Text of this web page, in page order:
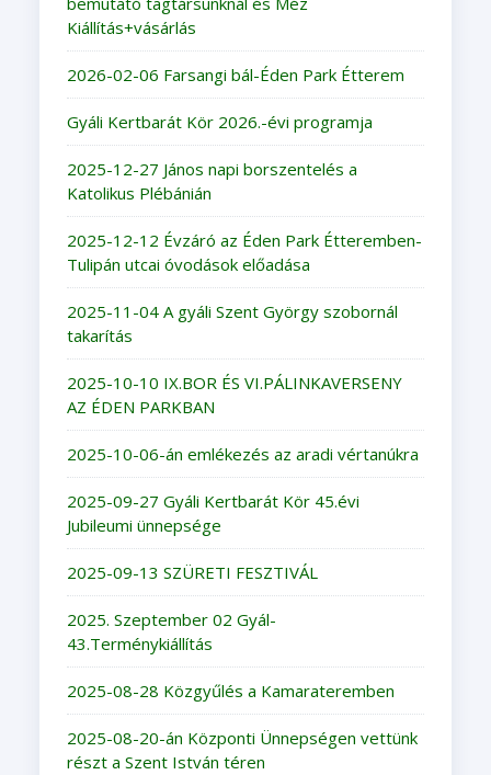
Kiállítás+vásárlás
2026-02-06 Farsangi bál-Éden Park Étterem
Gyáli Kertbarát Kör 2026.-évi programja
2025-12-27 János napi borszentelés a
Katolikus Plébánián
2025-12-12 Évzáró az Éden Park Étteremben-
Tulipán utcai óvodások előadása
2025-11-04 A gyáli Szent György szobornál
takarítás
2025-10-10 IX.BOR ÉS VI.PÁLINKAVERSENY
AZ ÉDEN PARKBAN
2025-10-06-án emlékezés az aradi vértanúkra
2025-09-27 Gyáli Kertbarát Kör 45.évi
Jubileumi ünnepsége
2025-09-13 SZÜRETI FESZTIVÁL
2025. Szeptember 02 Gyál-
43.Terménykiállítás
2025-08-28 Közgyűlés a Kamarateremben
2025-08-20-án Központi Ünnepségen vettünk
részt a Szent István téren